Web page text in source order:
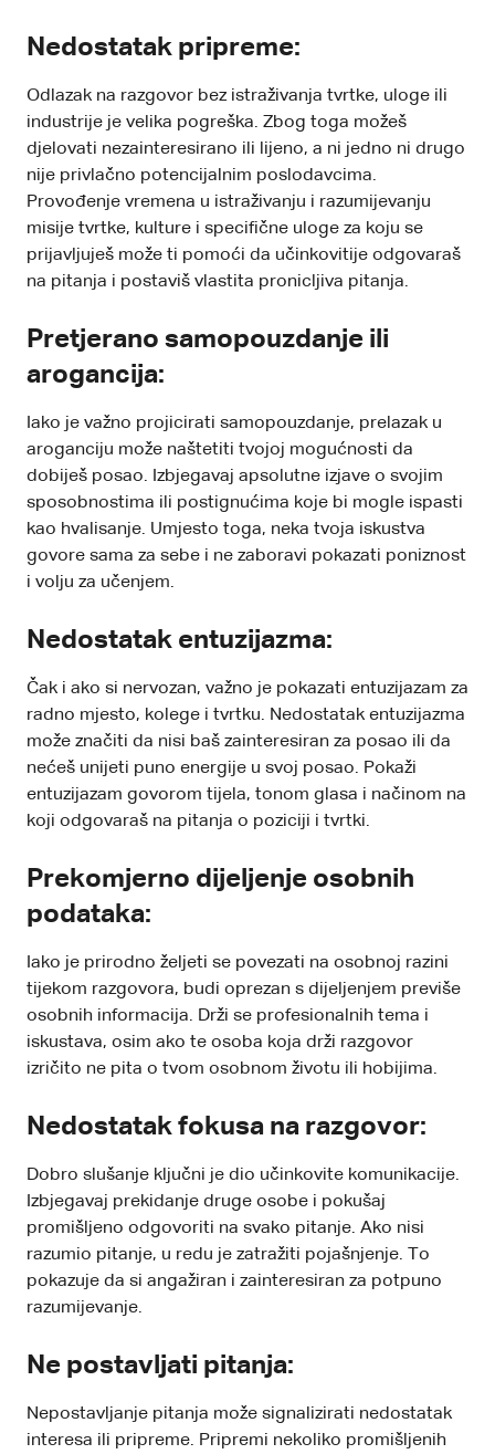
Nedostatak pripreme:
Odlazak na razgovor bez istraživanja tvrtke, uloge ili
industrije je velika pogreška. Zbog toga možeš
djelovati nezainteresirano ili lijeno, a ni jedno ni drugo
nije privlačno potencijalnim poslodavcima.
Provođenje vremena u istraživanju i razumijevanju
misije tvrtke, kulture i specifične uloge za koju se
prijavljuješ može ti pomoći da učinkovitije odgovaraš
na pitanja i postaviš vlastita pronicljiva pitanja.
Pretjerano samopouzdanje ili
arogancija:
Iako je važno projicirati samopouzdanje, prelazak u
aroganciju može naštetiti tvojoj mogućnosti da
dobiješ posao. Izbjegavaj apsolutne izjave o svojim
sposobnostima ili postignućima koje bi mogle ispasti
kao hvalisanje. Umjesto toga, neka tvoja iskustva
govore sama za sebe i ne zaboravi pokazati poniznost
i volju za učenjem.
Nedostatak entuzijazma:
Čak i ako si nervozan, važno je pokazati entuzijazam za
radno mjesto, kolege i tvrtku. Nedostatak entuzijazma
može značiti da nisi baš zainteresiran za posao ili da
nećeš unijeti puno energije u svoj posao. Pokaži
entuzijazam govorom tijela, tonom glasa i načinom na
koji odgovaraš na pitanja o poziciji i tvrtki.
Prekomjerno dijeljenje osobnih
podataka:
Iako je prirodno željeti se povezati na osobnoj razini
tijekom razgovora, budi oprezan s dijeljenjem previše
osobnih informacija. Drži se profesionalnih tema i
iskustava, osim ako te osoba koja drži razgovor
izričito ne pita o tvom osobnom životu ili hobijima.
Nedostatak fokusa na razgovor:
Dobro slušanje ključni je dio učinkovite komunikacije.
Izbjegavaj prekidanje druge osobe i pokušaj
promišljeno odgovoriti na svako pitanje. Ako nisi
razumio pitanje, u redu je zatražiti pojašnjenje. To
pokazuje da si angažiran i zainteresiran za potpuno
razumijevanje.
Ne postavljati pitanja:
Nepostavljanje pitanja može signalizirati nedostatak
interesa ili pripreme. Pripremi nekoliko promišljenih